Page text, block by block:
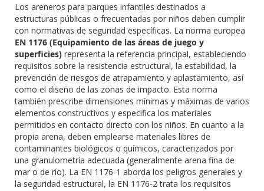
Los areneros para parques infantiles destinados a
estructuras públicas o frecuentadas por niños deben cumplir
con normativas de seguridad específicas. La norma europea
EN 1176 (Equipamiento de las áreas de juego y
superficies) representa la referencia principal, estableciendo
requisitos sobre la resistencia estructural, la estabilidad, la
prevención de riesgos de atrapamiento y aplastamiento, así
como el diseño de las zonas de impacto. Esta norma
también prescribe dimensiones mínimas y máximas de varios
elementos constructivos y especifica los materiales
permitidos en contacto directo con los niños. En cuanto a la
propia arena, deben emplearse materiales libres de
contaminantes biológicos o químicos, caracterizados por
una granulometría adecuada (generalmente arena fina de
mar o de río). La EN 1176-1 aborda los peligros generales y
la seguridad estructural, la EN 1176-2 trata los requisitos